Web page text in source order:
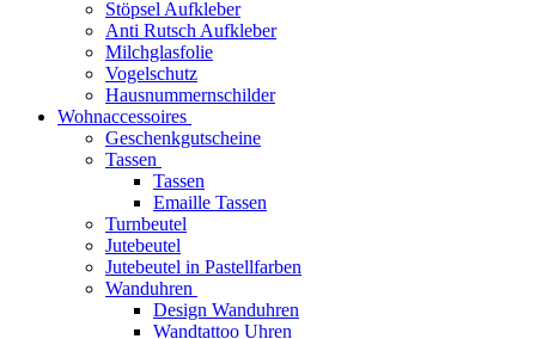
Stöpsel Aufkleber
Anti Rutsch Aufkleber
Milchglasfolie
Vogelschutz
Hausnummernschilder
Wohnaccessoires
Geschenkgutscheine
Tassen
Tassen
Emaille Tassen
Turnbeutel
Jutebeutel
Jutebeutel in Pastellfarben
Wanduhren
Design Wanduhren
Wandtattoo Uhren